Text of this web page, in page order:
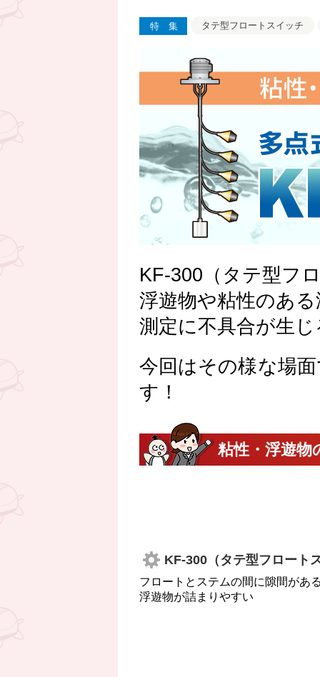
特集 タテ型フロートスイッチ
KF-300（タテ型フ
浮遊物や粘性のあ
測定に不具合が生
今回はその様な場
す！
粘性・浮遊物
KF-300（タテ型フロート
フロートとステムの間に隙間があ
浮遊物が詰まりやすい